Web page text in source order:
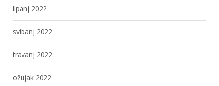
lipanj 2022
svibanj 2022
travanj 2022
ožujak 2022